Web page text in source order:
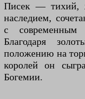
Писек — тихий,
наследием,
с современным
Благодаря
положению на
королей он
Богемии.